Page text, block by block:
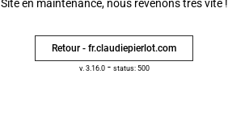
Site en maintenance, nous revenons très vite !
Retour - fr.claudiepierlot.com
v. 3.16.0- status: 500